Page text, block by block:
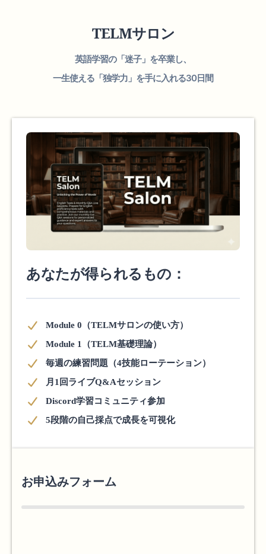
TELMサロン
英語学習の「迷子」を卒業し、
一生使える「独学力」を手に入れる30日間
あなたが得られるもの：
Module 0（TELMサロンの使い方）
Module 1（TELM基礎理論）
毎週の練習問題（4技能ローテーション）
月1回ライブQ&Aセッション
Discord学習コミュニティ参加
5段階の自己採点で成長を可視化
お申込みフォーム